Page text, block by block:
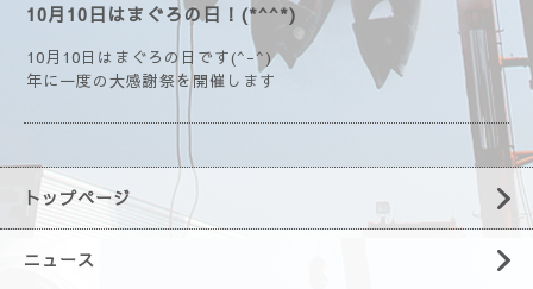
10月10日はまぐろの日！(*^^*)
10月10日はまぐろの日です(^-^)
年に一度の大感謝祭を開催します
トップページ
ニュース